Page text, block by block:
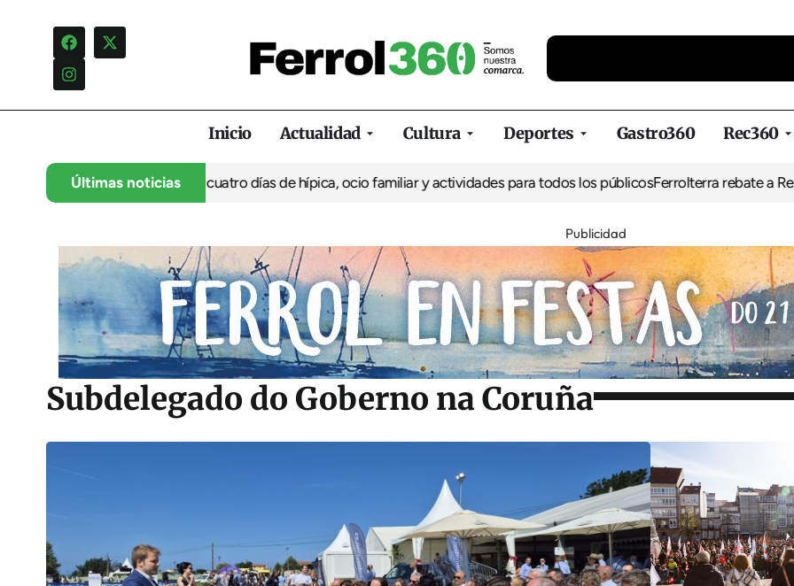
Inicio Actualidad Cultura Deportes Gastro360 Rec360
Últimas noticias
35º aniversario con cuatro días de hípica, ocio familiar y actividades para todos los públicosFerrolterra rebate a Renfe y
Publicidad
Subdelegado do Goberno na Coruña